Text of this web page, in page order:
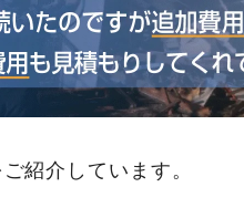
紹介しています。